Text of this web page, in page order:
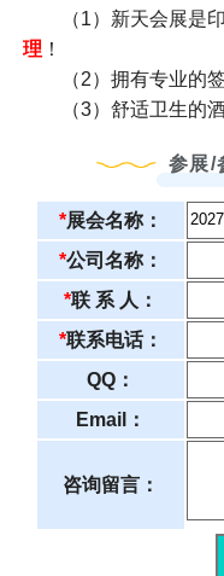
（1）新天会展是印
理 ！
（2）拥有专业的签
（3）舒适卫生的酒
参展/
*展会名称：
*公司名称：
*联 系 人：
*联系电话：
QQ：
Email：
咨询留言：